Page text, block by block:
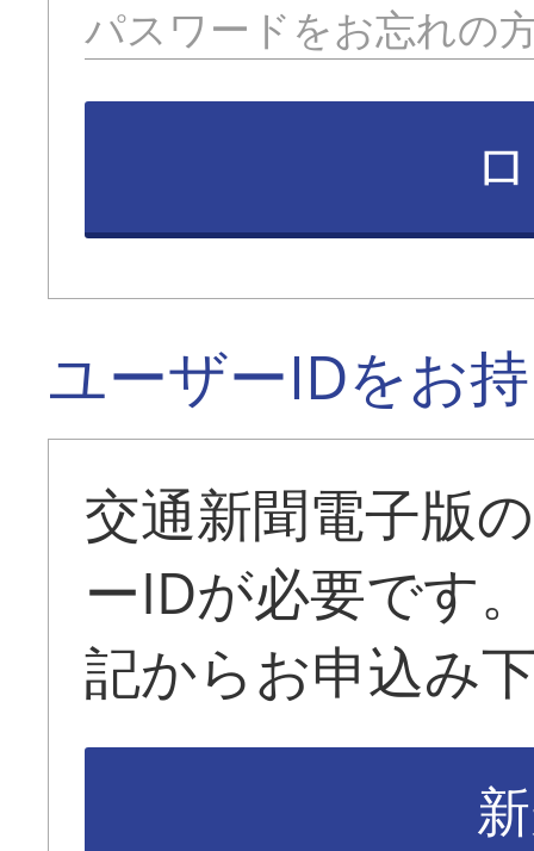
パスワードをお忘れの
ユーザーIDをお
交通新聞電子版
ーIDが必要です
記からお申込み